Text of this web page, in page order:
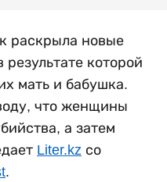
раскрыла новые
которой
мать и бабушка.
что женщины
а затем
Liter.kz со
.